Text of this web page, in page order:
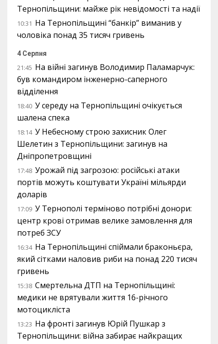
Тернопільщини: майже рік невідомості та надії
10:31 На Тернопільщині “банкір” виманив у
чоловіка понад 35 тисяч гривень
4 Серпня
21:45 На війні загинув Володимир Паламарчук:
був командиром інженерно-саперного
відділення
18:40 У середу на Тернопільщині очікується
шалена спека
18:14 У Небесному строю захисник Олег
Шелетин з Тернопільщини: загинув на
Дніпропетровщині
17:48 Урожай під загрозою: російські атаки
портів можуть коштувати Україні мільярди
доларів
17:09 У Тернополі терміново потрібні донори:
центр крові отримав велике замовлення для
потреб ЗСУ
16:34 На Тернопільщині спіймали браконьєра,
який сітками наловив риби на понад 220 тисяч
гривень
15:38 Смертельна ДТП на Тернопільщині:
медики не врятували життя 16-річного
мотоцикліста
13:23 На фронті загинув Юрій Пушкар з
Тернопільщини: війна забирає найкращих